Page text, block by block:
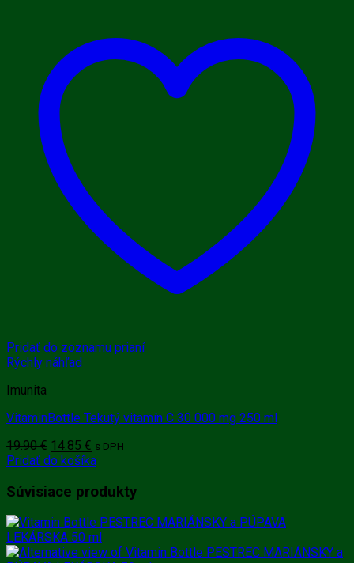
Pridať do zoznamu prianí
Rýchly náhľad
Imunita
VitaminBottle Tekutý vitamín C 30 000 mg 250 ml
19.90€ Pôvodná
cena
19.90 €.
14.85 € Aktuálna
cena
14.85 €.
s DPH
Pridať do košíka
Súvisiace produkty